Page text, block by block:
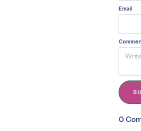
Email
0